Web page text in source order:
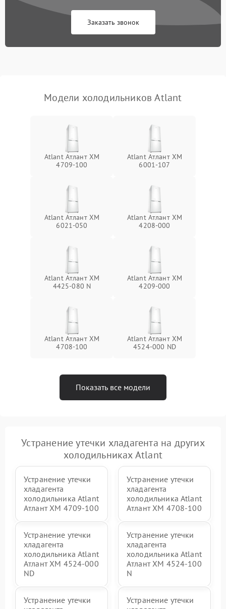
Сбой в работе инвертора
работе
2000 ₽ Подробнее →
Заказать звонок
Модели холодильников Atlant
Atlant Атлант XM
4709-100
Atlant Атлант ХМ
6001-107
Atlant Атлант ХМ
6021-050
Atlant Атлант ХМ
4208-000
Atlant Атлант ХМ
4425-080 N
Atlant Атлант ХМ
4209-000
Atlant Атлант XM
4708-100
Atlant Атлант ХМ
4524-000 ND
Показать все модели
Устранение утечки хладагента на других
холодильниках Atlant
Устранение утечки
хладагента
холодильника Atlant
Атлант XM 4709-100
Устранение утечки
хладагента
холодильника Atlant
Атлант XM 4708-100
Устранение утечки
хладагента
холодильника Atlant
Атлант ХМ 4524-000
ND
Устранение утечки
хладагента
холодильника Atlant
Атлант ХМ 4524-100
N
Устранение утечки
Устранение утечки